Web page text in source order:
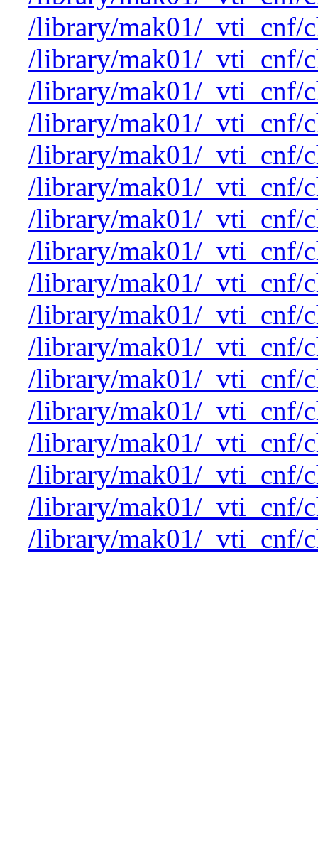
/library/mak01/_vti_cnf/
/library/mak01/_vti_cnf/
/library/mak01/_vti_cnf/
/library/mak01/_vti_cnf/
/library/mak01/_vti_cnf/
/library/mak01/_vti_cnf/
/library/mak01/_vti_cnf/
/library/mak01/_vti_cnf/
/library/mak01/_vti_cnf/
/library/mak01/_vti_cnf/
/library/mak01/_vti_cnf/
/library/mak01/_vti_cnf/
/library/mak01/_vti_cnf/
/library/mak01/_vti_cnf/
/library/mak01/_vti_cnf/
/library/mak01/_vti_cnf/
/library/mak01/_vti_cnf/